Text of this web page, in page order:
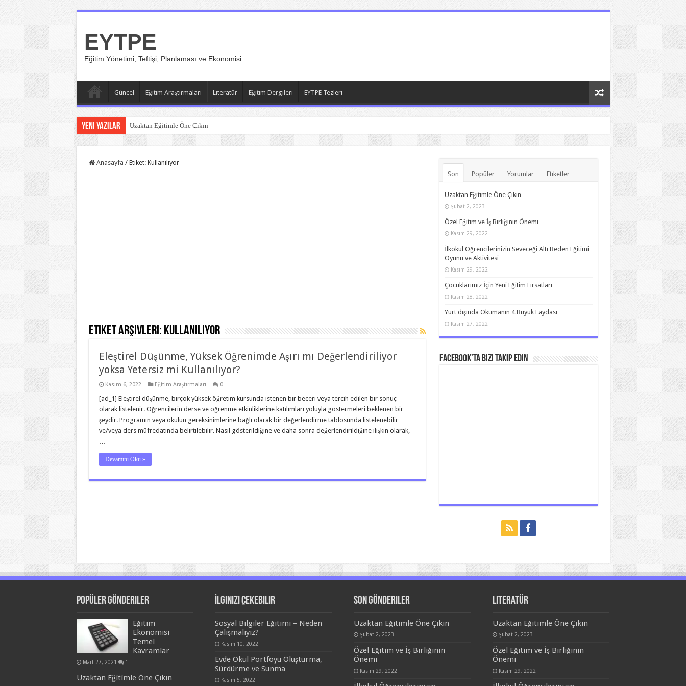
EYTPE
Eğitim Yönetimi, Teftişi, Planlaması ve Ekonomisi
Güncel Eğitim Araştırmaları Literatür Eğitim Dergileri EYTPE Tezleri
Yeni Yazılar Uzaktan Eğitimle Öne Çıkın
Anasayfa / Etiket: Kullanılıyor
Etiket Arşivleri: Kullanılıyor
Eleştirel Düşünme, Yüksek Öğrenimde Aşırı mı Değerlendiriliyor
yoksa Yetersiz mi Kullanılıyor?
Kasım 6, 2022 Eğitim Araştırmaları 0
[ad_1] Eleştirel düşünme, birçok yüksek öğretim kursunda istenen bir beceri veya tercih edilen bir sonuç
olarak listelenir. Öğrencilerin derse ve öğrenme etkinliklerine katılımları yoluyla göstermeleri beklenen bir
şeydir. Programın veya okulun gereksinimlerine bağlı olarak bir değerlendirme tablosunda listelenebilir
ve/veya ders müfredatında belirtilebilir. Nasıl gösterildiğine ve daha sonra değerlendirildiğine ilişkin olarak,
…
Devamını Oku »
Son Popüler Yorumlar Etiketler
Uzaktan Eğitimle Öne Çıkın
Şubat 2, 2023
Özel Eğitim ve İş Birliğinin Önemi
Kasım 29, 2022
İlkokul Öğrencilerinizin Seveceği Altı Beden Eğitimi
Oyunu ve Aktivitesi
Kasım 29, 2022
Çocuklarımız İçin Yeni Eğitim Fırsatları
Kasım 28, 2022
Yurt dışında Okumanın 4 Büyük Faydası
Kasım 27, 2022
Facebook’ta bizi takip edin
Popüler Gönderiler
Eğitim
Ekonomisi
Temel
Kavramlar
Mart 27, 2021 1
Uzaktan Eğitimle Öne Çıkın
İlginizi Çekebilir
Sosyal Bilgiler Eğitimi – Neden
Çalışmalıyız?
Kasım 10, 2022
Evde Okul Portföyü Oluşturma,
Sürdürme ve Sunma
Kasım 5, 2022
Son Gönderiler
Uzaktan Eğitimle Öne Çıkın
Şubat 2, 2023
Özel Eğitim ve İş Birliğinin
Önemi
Kasım 29, 2022
Literatür
Uzaktan Eğitimle Öne Çıkın
Şubat 2, 2023
Özel Eğitim ve İş Birliğinin
Önemi
Kasım 29, 2022